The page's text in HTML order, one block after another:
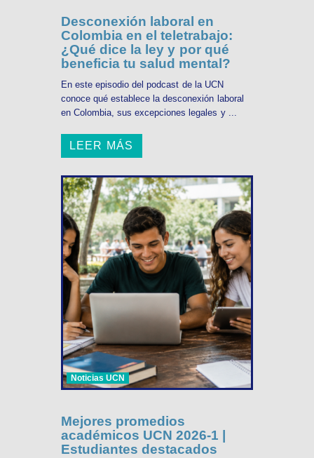
Desconexión laboral en
Colombia en el teletrabajo:
¿Qué dice la ley y por qué
beneficia tu salud mental?
En este episodio del podcast de la UCN
conoce qué establece la desconexión laboral
en Colombia, sus excepciones legales y ...
LEER MÁS
Noticias UCN
Mejores promedios
académicos UCN 2026-1 |
Estudiantes destacados